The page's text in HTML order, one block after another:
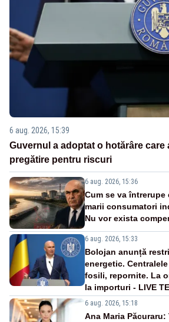
6 aug. 2026, 15:39
Guvernul a adoptat o hotărâre care
pregătire pentru riscuri
6 aug. 2026, 15:36
Cum se va
marii consumatori
Nu vor exista
6 aug. 2026, 15:33
Bolojan anunță
energetic.
fosili, repornite. La
la importuri - LIVE
6 aug. 2026, 15:18
Ana Maria Păcuraru: